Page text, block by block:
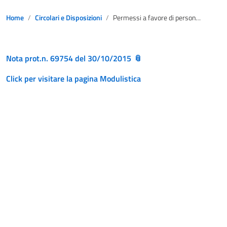
Home Circolari e Disposizioni Permessi a favore di persone con disabilità grave art. 33 della Legge 104/92 – Circolare
Nota prot.n. 69754 del 30/10/2015
Click per visitare la pagina Modulistica